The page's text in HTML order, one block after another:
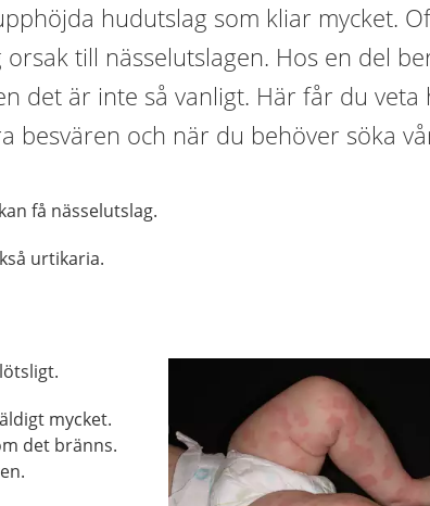
hudutslag som kliar mycket.
till nässelutslagen. Hos en del
det är inte så vanligt. Här får du veta
besvären och när du behöver söka
få nässelutslag.
urtikaria.
mycket.
det bränns.